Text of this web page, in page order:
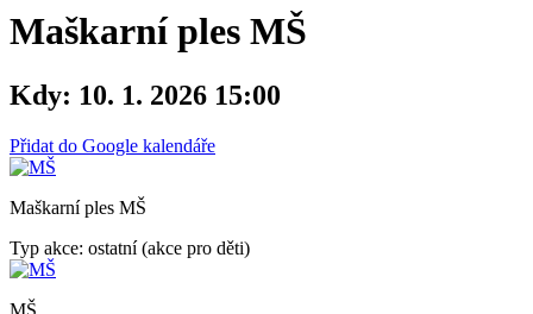
Maškarní ples MŠ
Kdy: 10. 1. 2026 15:00
Přidat do Google kalendáře
Maškarní ples MŠ
Typ akce: ostatní (akce pro děti)
MŠ